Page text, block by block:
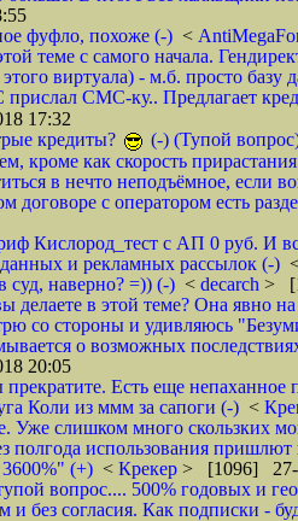
фуфло, похоже (-) <
теме с самого начала.
виртуала) - м.б. просто
прислал СМС-ку.. Предлагает
17:32
кредиты?
(-) (Тупой
кроме как скорость
в нечто неподъёмное, если
договоре с оператором есть
Кислород_тест с АП 0 руб. И
и рекламных рассылок (-)
суд, наверно? =)) (-) < decarch >
делаете в этой теме? Она явно
со стороны и удивляюсь
о возможных
20:05
Есть еще непаханное
Коли из ммм за сапоги (-) <
Уже слишком много скользких
полгода использования
3600%" (+) < Крекер > [1096] 27-
вопрос.... 500% годовых и
и без согласия. Как подписки -